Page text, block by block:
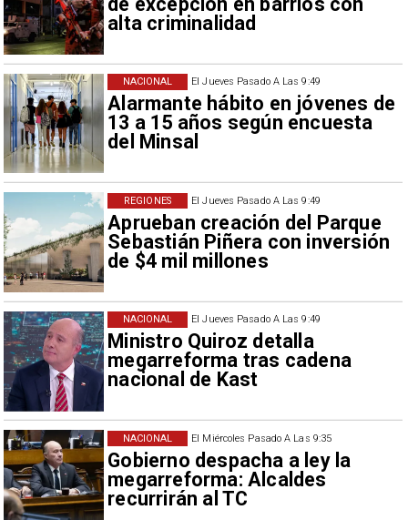
alta criminalidad
El Jueves Pasado A Las 9:49
Alarmante hábito en jóvenes de
13 a 15 años según encuesta
del Minsal
NACIONAL
El Jueves Pasado A Las 9:49
Aprueban creación del Parque
Sebastián Piñera con inversión
de $4 mil millones
REGIONES
El Jueves Pasado A Las 9:49
Ministro Quiroz detalla
megarreforma tras cadena
nacional de Kast
NACIONAL
El Miércoles Pasado A Las 9:35
Gobierno despacha a ley la
megarreforma: Alcaldes
recurrirán al TC
NACIONAL